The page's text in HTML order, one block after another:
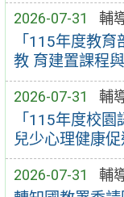
2026-07-31 輔
「115年度教
教 育建置課程
2026-07-31 輔
「115年度校
兒少心理健康促
2026-07-31 輔